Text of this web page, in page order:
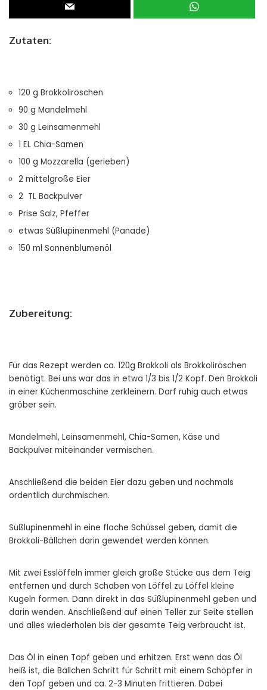
Zutaten:
120 g Brokkoliröschen
90 g Mandelmehl
30 g Leinsamenmehl
1 EL Chia-Samen
100 g Mozzarella (gerieben)
2 mittelgroße Eier
2 TL Backpulver
Prise Salz, Pfeffer
etwas Süßlupinenmehl (Panade)
150 ml Sonnenblumenöl
Zubereitung:
Für das Rezept werden ca. 120g Brokkoli als Brokkoliröschen
benötigt. Bei uns war das in etwa 1/3 bis 1/2 Kopf. Den Brokkoli
in einer Küchenmaschine zerkleinern. Darf ruhig auch etwas
gröber sein.
Mandelmehl, Leinsamenmehl, Chia-Samen, Käse und
Backpulver miteinander vermischen.
Anschließend die beiden Eier dazu geben und nochmals
ordentlich durchmischen.
Süßlupinenmehl in eine flache Schüssel geben, damit die
Brokkoli-Bällchen darin gewendet werden können.
Mit zwei Esslöffeln immer gleich große Stücke aus dem Teig
entfernen und durch Schaben von Löffel zu Löffel kleine
Kugeln formen. Dann direkt in das Süßlupinenmehl geben und
darin wenden. Anschließend auf einen Teller zur Seite stellen
und alles wiederholen bis der gesamte Teig verbraucht ist.
Das Öl in einen Topf geben und erhitzen. Erst wenn das Öl
heiß ist, die Bällchen Schritt für Schritt mit einem Schöpfer in
den Topf geben und ca. 2-3 Minuten frittieren. Dabei